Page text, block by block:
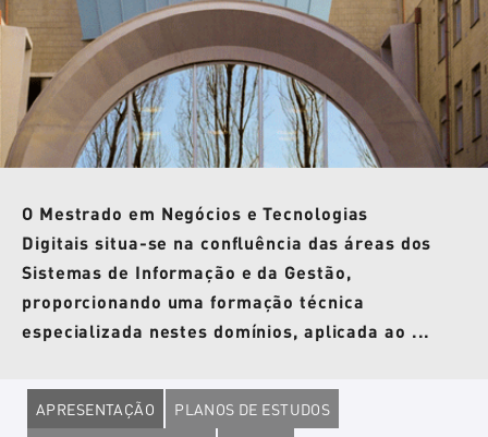
O Mestrado em Negócios e Tecnologias
Digitais situa-se na confluência das áreas dos
Sistemas de Informação e da Gestão,
proporcionando uma formação técnica
especializada nestes domínios, aplicada ao ...
APRESENTAÇÃO
PLANOS DE ESTUDOS